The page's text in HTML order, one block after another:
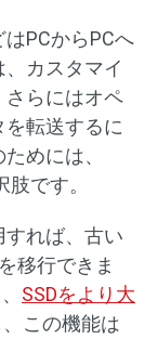
PCからPCへ
カスタマイ
さらにはオペ
転送するに
めには、
です。
すれば、古い
移行できま
SSDをより大
この機能は